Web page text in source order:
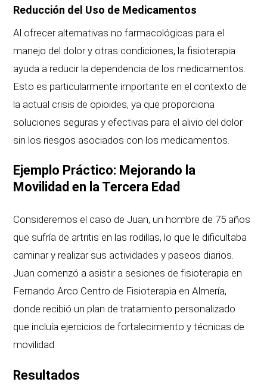
Reducción del Uso de Medicamentos
Al ofrecer alternativas no farmacológicas para el
manejo del dolor y otras condiciones, la fisioterapia
ayuda a reducir la dependencia de los medicamentos.
Esto es particularmente importante en el contexto de
la actual crisis de opioides, ya que proporciona
soluciones seguras y efectivas para el alivio del dolor
sin los riesgos asociados con los medicamentos.
Ejemplo Práctico: Mejorando la
Movilidad en la Tercera Edad
Consideremos el caso de Juan, un hombre de 75 años
que sufría de artritis en las rodillas, lo que le dificultaba
caminar y realizar sus actividades y paseos diarios.
Juan comenzó a asistir a sesiones de fisioterapia en
Fernando Arco Centro de Fisioterapia en Almería,
donde recibió un plan de tratamiento personalizado
que incluía ejercicios de fortalecimiento y técnicas de
movilidad
Resultados